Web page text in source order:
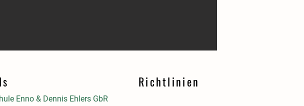
Enno & Dennis Ehlers GbR
Richtlinien